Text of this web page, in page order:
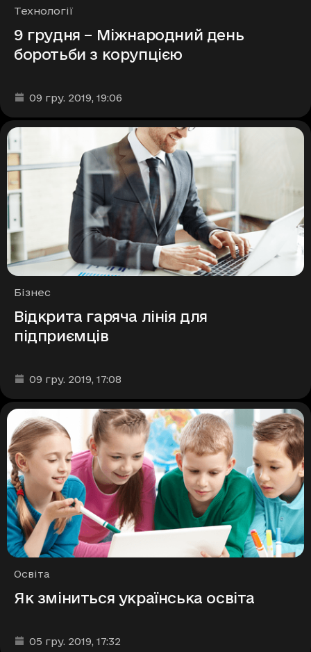
Рубрики
Технології
9 грудня – Міжнародний день
боротьби з корупцією
Дата та час публікації
09 гру. 2019, 19:06
Рубрики
Бізнес
Відкрита гаряча лінія для
підприємців
Дата та час публікації
09 гру. 2019, 17:08
Рубрики
Освіта
Як зміниться українська освіта
Дата та час публікації
05 гру. 2019, 17:32